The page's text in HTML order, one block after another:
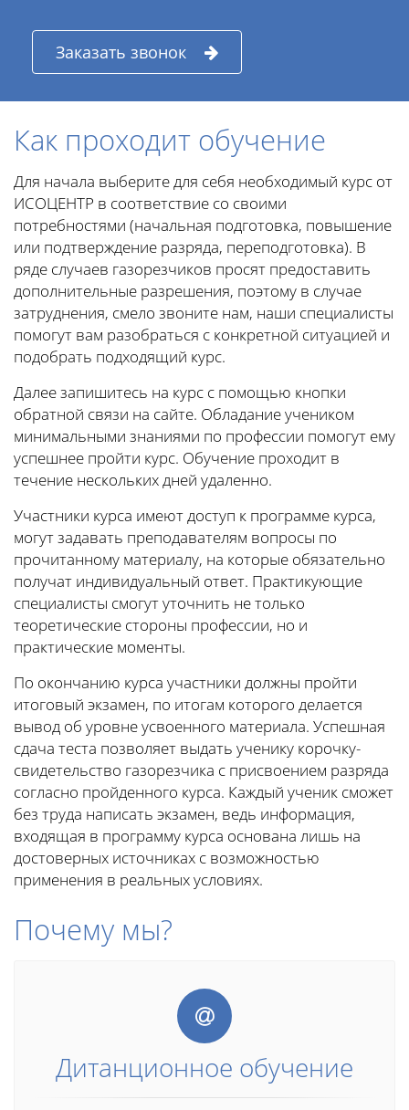
Заказать звонок
Как проходит обучение
Для начала выберите для себя необходимый курс от
ИСОЦЕНТР в соответствие со своими
потребностями (начальная подготовка, повышение
или подтверждение разряда, переподготовка). В
ряде случаев газорезчиков просят предоставить
дополнительные разрешения, поэтому в случае
затруднения, смело звоните нам, наши специалисты
помогут вам разобраться с конкретной ситуацией и
подобрать подходящий курс.
Далее запишитесь на курс с помощью кнопки
обратной связи на сайте. Обладание учеником
минимальными знаниями по профессии помогут ему
успешнее пройти курс. Обучение проходит в
течение нескольких дней удаленно.
Участники курса имеют доступ к программе курса,
могут задавать преподавателям вопросы по
прочитанному материалу, на которые обязательно
получат индивидуальный ответ. Практикующие
специалисты смогут уточнить не только
теоретические стороны профессии, но и
практические моменты.
По окончанию курса участники должны пройти
итоговый экзамен, по итогам которого делается
вывод об уровне усвоенного материала. Успешная
сдача теста позволяет выдать ученику корочку-
свидетельство газорезчика с присвоением разряда
согласно пройденного курса. Каждый ученик сможет
без труда написать экзамен, ведь информация,
входящая в программу курса основана лишь на
достоверных источниках с возможностью
применения в реальных условиях.
Почему мы?
Дитанционное обучение